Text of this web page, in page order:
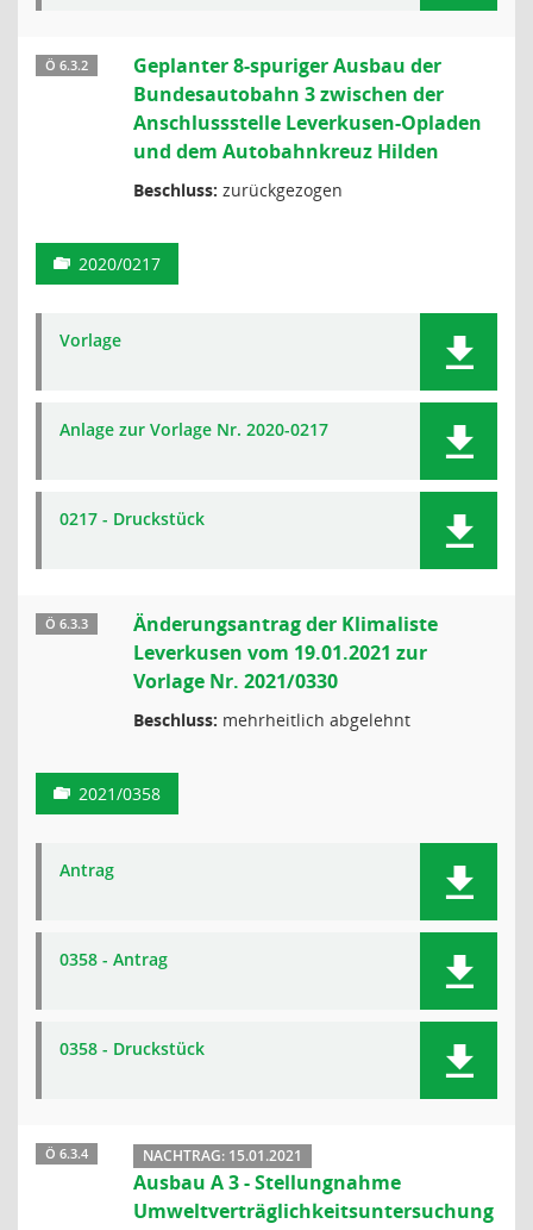
Ö 6.3.2
Geplanter 8-spuriger Ausbau der
Bundesautobahn 3 zwischen der
Anschlussstelle Leverkusen-Opladen
und dem Autobahnkreuz Hilden
Beschluss: zurückgezogen
2020/0217
Vorlage
Anlage zur Vorlage Nr. 2020-0217
0217 - Druckstück
Ö 6.3.3
Änderungsantrag der Klimaliste
Leverkusen vom 19.01.2021 zur
Vorlage Nr. 2021/0330
Beschluss: mehrheitlich abgelehnt
2021/0358
Antrag
0358 - Antrag
0358 - Druckstück
Ö 6.3.4 NACHTRAG: 15.01.2021
Ausbau A 3 - Stellungnahme
Umweltverträglichkeitsuntersuchung